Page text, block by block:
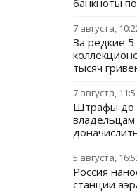
банкноты
7 августа,
За редкие 5
тысяч
7 августа,
Штрафы до
владельцам
5 августа,
Россия
станции